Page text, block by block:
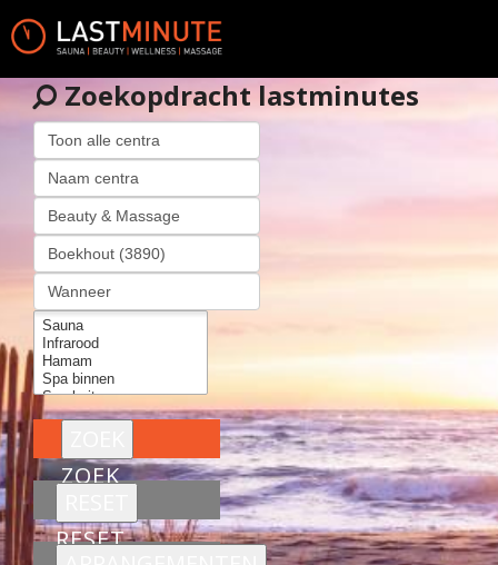
Zoekopdracht lastminutes
ZOEK
RESET